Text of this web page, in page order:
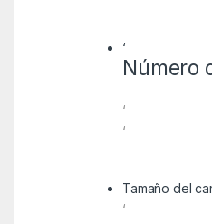
‘
Número
‘
‘
Tamaño del
‘